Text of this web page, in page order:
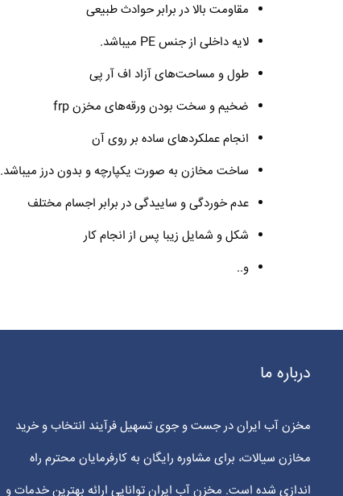
مقاومت بالا در برابر حوادث طبیعی
لایه داخلی از جنس PE میباشد.
طول و مساحت‌های آزاد اف آر پی
ضخیم و سخت بودن ورقه‌های مخزن frp
انجام عملکردهای ساده بر روی آن
ساخت مخازن به صورت یکپارچه و بدون درز میباشد.
عدم خوردگی و ساییدگی در برابر اجسام مختلف
شکل و شمایل زیبا پس از انجام کار
و..
درباره ما
مخزن آب ایران در جست و جوی تسهیل فرآیند انتخاب و خرید
مخازن سیالات، برای مشاوره رایگان به کارفرمایان محترم راه
اندازی شده است. مخزن آب ایران توانایی ارائه بهترین خدمات و